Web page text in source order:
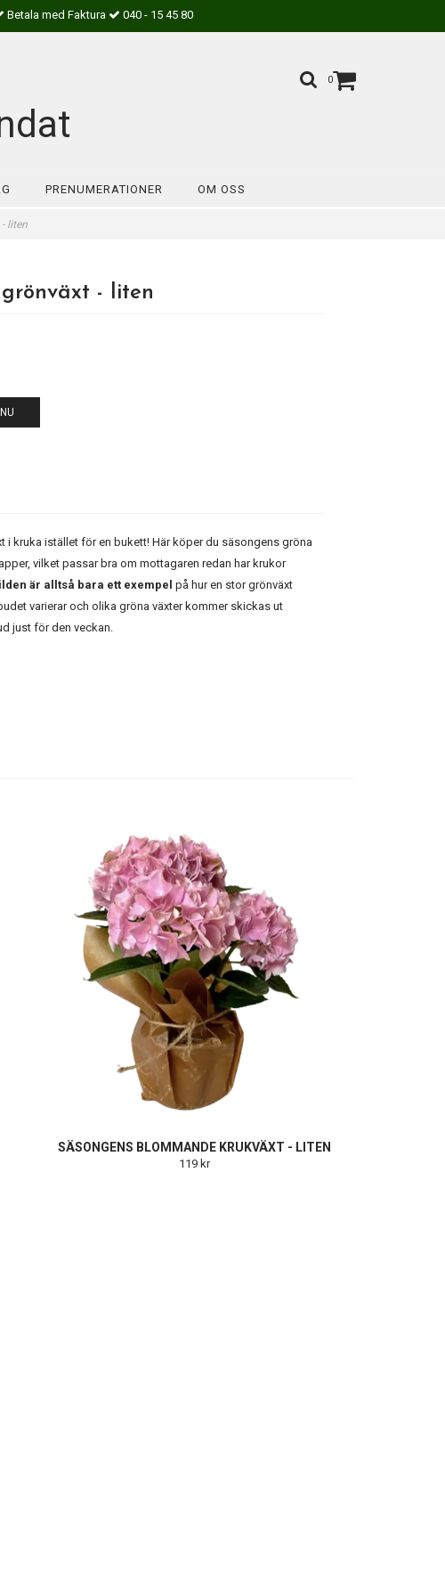
Betala med Faktura 040 - 15 45 80
0
PRENUMERATIONER OM OSS
liten
grönväxt - liten
i kruka istället för en bukett! Här köper du säsongens gröna
vilket passar bra om mottagaren redan har krukor
är alltså bara ett exempel på hur en stor grönväxt
varierar och olika gröna växter kommer skickas ut
just för den veckan.
SÄSONGENS BLOMMANDE KRUKVÄXT - LITEN
119 kr